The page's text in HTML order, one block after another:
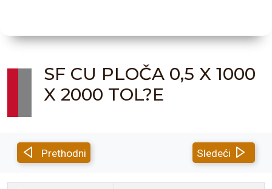
SF CU PLOČA 0,5 X 1000
X 2000 TOL?E
Prethodni Sledeći